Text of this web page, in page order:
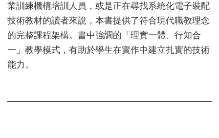
業訓練機構培訓人員，或是正在尋找系統化電子裝配
技術教材的讀者來說，本書提供了符合現代職教理念
的完整課程架構。書中強調的「理實一體、行知合
一」教學模式，有助於學生在實作中建立扎實的技術
能力。